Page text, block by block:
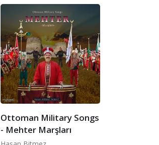
Ottoman Military Songs
- Mehter Marşları